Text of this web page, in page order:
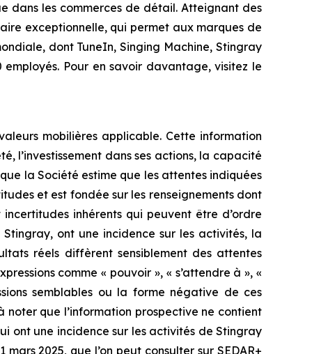
dans les commerces de détail. Atteignant des
exceptionnelle, qui permet aux marques de
dont TuneIn, Singing Machine, Stingray
Pour en savoir davantage, visitez le
mobilières applicable. Cette information
l’investissement dans ses actions, la capacité
la Société estime que les attentes indiquées
et est fondée sur les renseignements dont
inhérents qui peuvent être d’ordre
ont une incidence sur les activités, la
réels diffèrent sensiblement des attentes
comme « pouvoir », « s’attendre à », «
semblables ou la forme négative de ces
noter que l’information prospective ne contient
ont une incidence sur les activités de Stingray
2025, que l’on peut consulter sur SEDAR+